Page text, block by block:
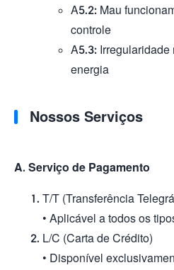
A5.2: Mau
controle
A5.3: Irregularidade
energia
Nossos Serviços
A. Serviço de Pagamento
T/T (Transferência
• Aplicável a todos os
L/C (Carta de Crédito)
• Disponível